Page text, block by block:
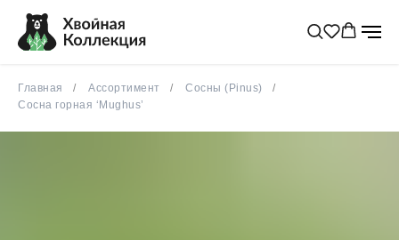
Главная Ассортимент
Сосны (Pinus)
Сосна горная ‘Mughus’